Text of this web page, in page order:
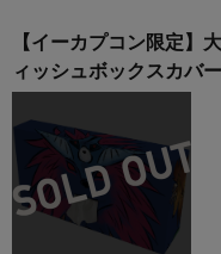
【イーカプコン限定
ィッシュボックスカバ